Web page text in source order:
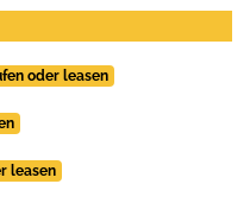
oder leasen
leasen